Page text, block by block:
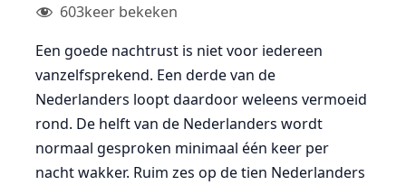
603keer bekeken
Een goede nachtrust is niet voor iedereen
vanzelfsprekend. Een derde van de
Nederlanders loopt daardoor weleens vermoeid
rond. De helft van de Nederlanders wordt
normaal gesproken minimaal één keer per
nacht wakker. Ruim zes op de tien Nederlanders